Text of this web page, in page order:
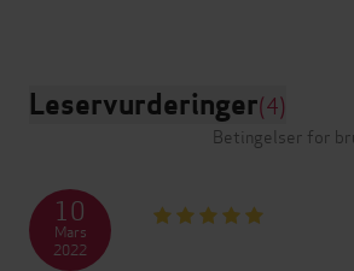
Leservurderinger(4)
Betingelser for
10
Mars
2022